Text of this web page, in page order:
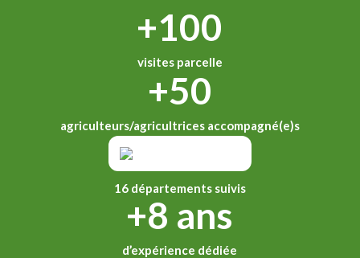
+100
visites parcelle
+50
agriculteurs/agricultrices accompagné(e)s
16 départements suivis
+8 ans
d’expérience dédiée